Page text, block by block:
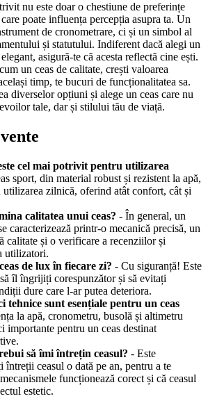
nu este doar o chestiune de preferințe
poate influența percepția asupra ta. Un
de cronometrare, ci și un simbol al
și statutului. Indiferent dacă alegi un
asigură-te că acesta reflectă cine ești.
un ceas de calitate, crești valoarea
timp, te bucuri de funcționalitatea sa.
diverselor opțiuni și alege un ceas care nu
tale, dar și stilului tău de viață.
cel mai potrivit pentru utilizarea
sport, din material robust și rezistent la apă,
utilizarea zilnică, oferind atât confort, cât și
calitatea unui ceas? - În general, un
caracterizează printr-o mecanică precisă, un
calitate și o verificare a recenziilor și
utilizatori.
de lux în fiecare zi? - Cu siguranță! Este
îl îngrijiți corespunzător și să evitați
dure care l-ar putea deteriora.
tehnice sunt esențiale pentru un ceas
la apă, cronometru, busolă și altimetru
importante pentru un ceas destinat
să îmi întrețin ceasul? - Este
întreții ceasul o dată pe an, pentru a te
funcționează corect și că ceasul
estetic.